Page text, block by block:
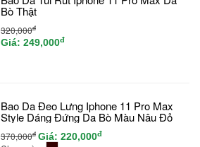
Bò Thật
320,000đ
Giá: 249,000đ
Bao Da Đeo Lưng Iphone 11 Pro Max
Style Dáng Đứng Da Bò Màu Nâu Đỏ
370,000đ Giá: 220,000đ